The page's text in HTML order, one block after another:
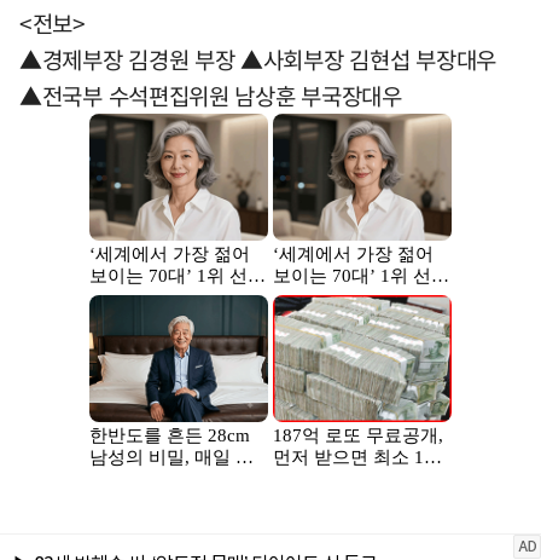
<전보>
▲경제부장 김경원 부장 ▲사회부장 김현섭 부장대우
▲전국부 수석편집위원 남상훈 부국장대우